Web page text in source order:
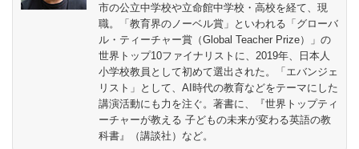
市の公立中学校や立命館中学校・高校を経て、現
職。「教育界のノーベル賞」といわれる「グローバ
ル・ティーチャー賞（Global Teacher Prize）」の
世界トップ10ファイナリストに、2019年、日本人
小学校教員として初めて選出された。「エバンジェ
リスト」として、AI時代の教育などをテーマにした
講演活動にも力を注ぐ。著書に、『世界トップティ
ーチャーが教える 子どもの未来が変わる英語の教
科書』（講談社）など。